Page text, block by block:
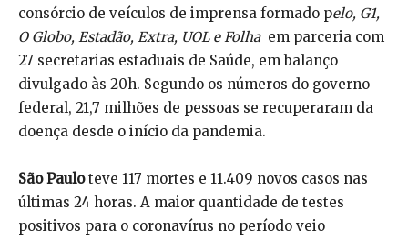
consórcio de veículos de imprensa formado pelo, G1,
O Globo, Estadão, Extra, UOL eFolha em parceria com
27 secretarias estaduais de Saúde, em balanço
divulgado às 20h. Segundo os números do governo
federal, 21,7 milhões de pessoas se recuperaram da
doença desde o início da pandemia.
São Pauloteve 117 mortes e 11.409 novos casos nas
últimas 24 horas. A maior quantidade de testes
positivos para o coronavírus no período veio